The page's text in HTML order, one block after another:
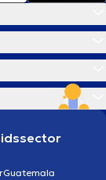
Guatemala